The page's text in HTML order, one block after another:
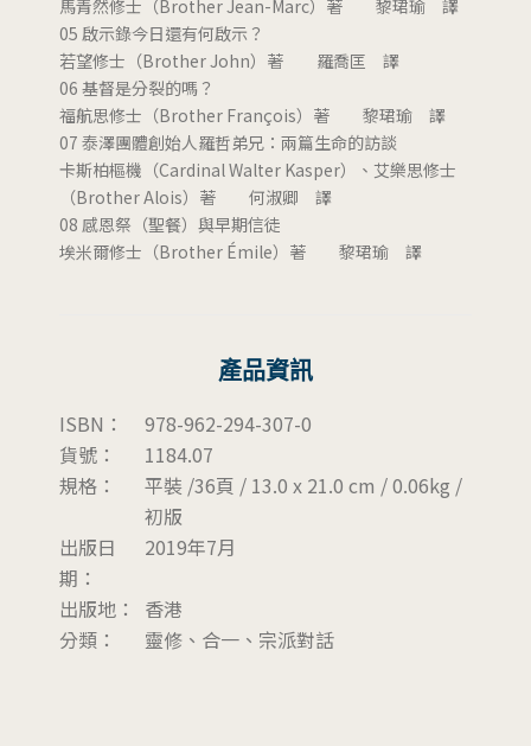
馬青然修士（Brother Jean-Marc）著 黎珺瑜 譯
05 啟示錄今日還有何啟示？
若望修士（Brother John）著 羅喬匡 譯
06 基督是分裂的嗎？
福航思修士（Brother François）著 黎珺瑜 譯
07 泰澤團體創始人羅哲弟兄：兩篇生命的訪談
卡斯柏樞機（Cardinal Walter Kasper）、艾樂思修士
（Brother Alois）著 何淑卿 譯
08 感恩祭（聖餐）與早期信徒
埃米爾修士（Brother Émile）著 黎珺瑜 譯
產品資訊
ISBN：
978-962-294-307-0
貨號：
1184.07
規格：
平裝 /36頁 / 13.0 x 21.0 cm / 0.06kg /
初版
出版日
期：
2019年7月
出版地：
香港
分類：
靈修、合一、宗派對話